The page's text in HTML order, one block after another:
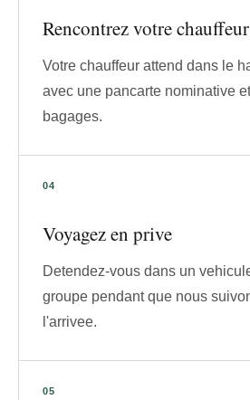
Rencontrez votre chauffeur
Votre chauffeur attend dans le
avec une pancarte nominative
bagages.
Voyagez en prive
Detendez-vous dans un
groupe pendant que nous
l'arrivee.